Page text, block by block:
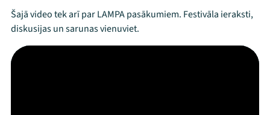
Šajā video tek arī par LAMPA pasākumiem. Festivāla ieraksti,
diskusijas un sarunas vienuviet.